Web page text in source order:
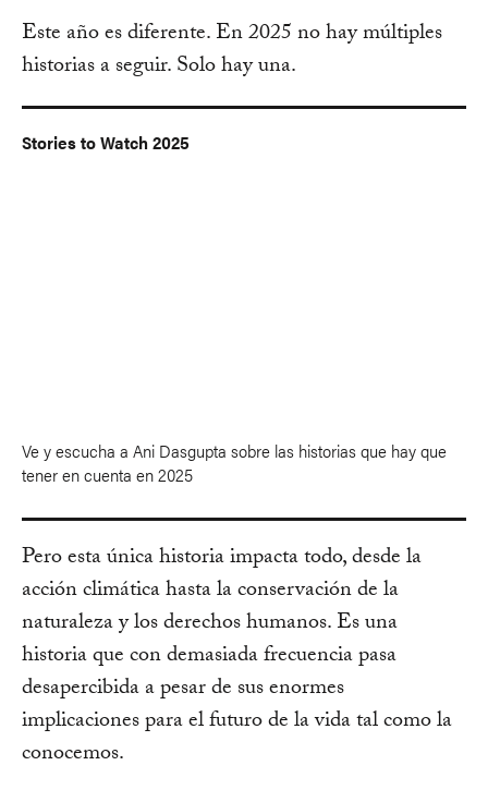
Este año es diferente. En 2025 no hay múltiples
historias a seguir. Solo hay una.
Stories to Watch 2025
Ve y escucha a Ani Dasgupta sobre las historias que hay que
tener en cuenta en 2025
Pero esta única historia impacta todo, desde la
acción climática hasta la conservación de la
naturaleza y los derechos humanos. Es una
historia que con demasiada frecuencia pasa
desapercibida a pesar de sus enormes
implicaciones para el futuro de la vida tal como la
conocemos.